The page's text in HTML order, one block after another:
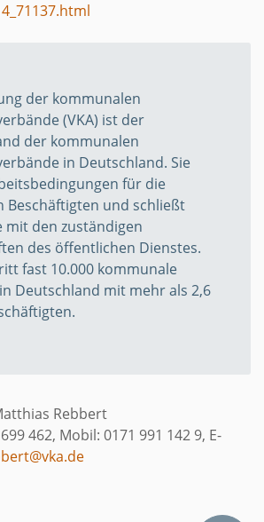
der kommunalen
(VKA) ist der
der kommunalen
in Deutschland. Sie
für die
Beschäftigten und schließt
mit den zuständigen
des öffentlichen Dienstes.
fast 10.000 kommunale
Deutschland mit mehr als 2,6
Rebbert
462, Mobil: 0171 991 142 9, E-